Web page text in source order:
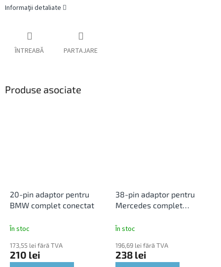
Informaţii detaliate
ÎNTREABĂ PARTAJARE
Produse asociate
20-pin adaptor pentru
BMW complet conectat
În stoc
173,55 lei fără TVA
210 lei
38-pin adaptor pentru
Mercedes complet
În stoc
196,69 lei fără TVA
238 lei